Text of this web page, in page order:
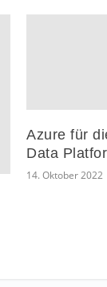
Azure für
Data
14. Oktober 2022